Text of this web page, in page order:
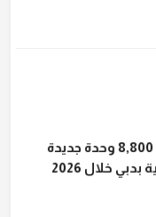
"داماك" تعتزم تسليم 8,800 وحدة جديدة
خلال 2026